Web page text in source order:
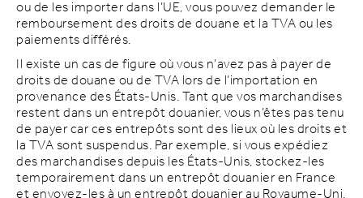
ou de les importer dans l’UE, vous pouvez demander le
remboursement des droits de douane et la TVA ou les
paiements différés.
Il existe un cas de figure où vous n’avez pas à payer de
droits de douane ou de TVA lors de l’importation en
provenance des États-Unis. Tant que vos marchandises
restent dans un entrepôt douanier, vous n’êtes pas tenu
de payer car ces entrepôts sont des lieux où les droits et
la TVA sont suspendus. Par exemple, si vous expédiez
des marchandises depuis les États-Unis, stockez-les
temporairement dans un entrepôt douanier en France